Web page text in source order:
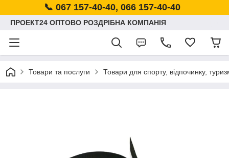
📞 067 157-40-40, 066 157-40-40
ПРОЕКТ24 ОПТОВО РОЗДРІБНА КОМПАНІЯ
Товари та послуги Товари для спорту, відпочинку,